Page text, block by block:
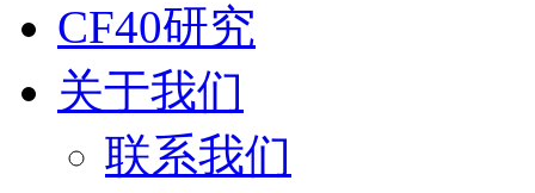
CF40研究
关于我们
联系我们